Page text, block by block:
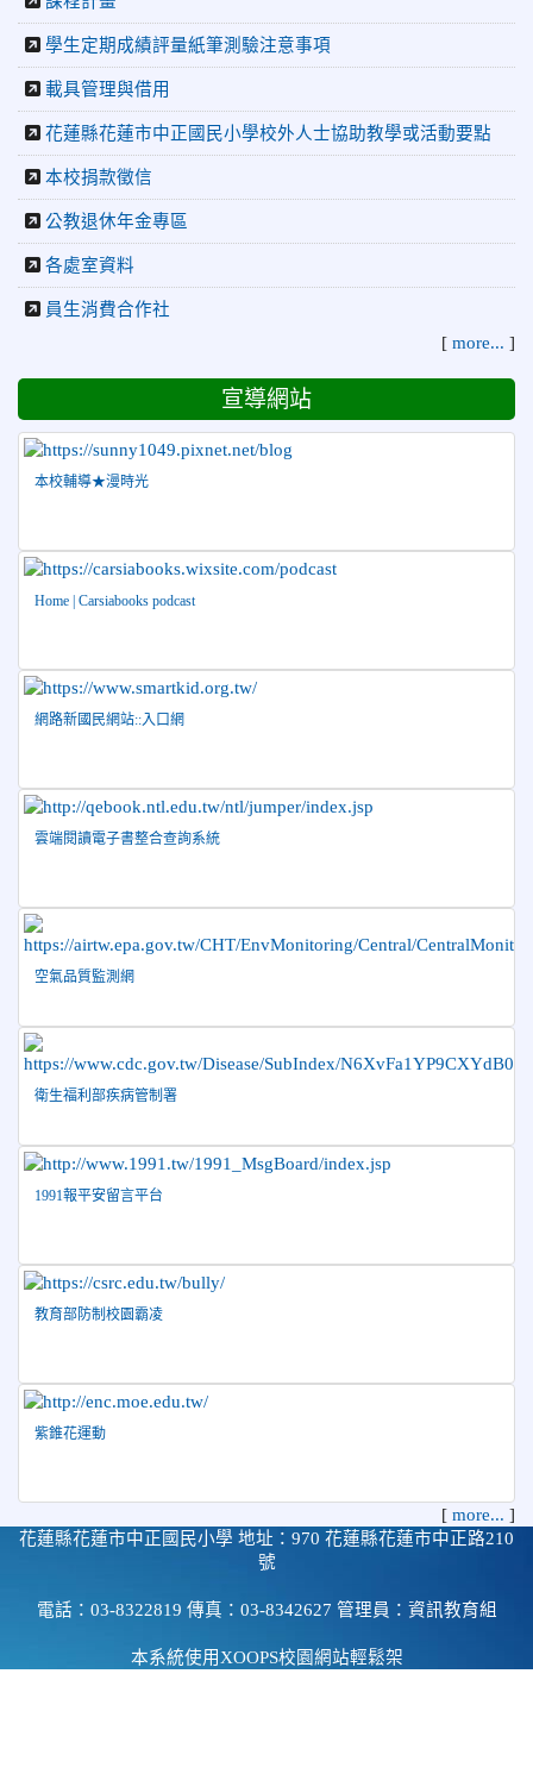
2026-04-09
賀! 本校中正國小115年度(1~3年級)健康
2026-04-08
榮譽
2026-07-23 榮譽
115年度花蓮縣第七屆太平洋盃X華紙公
益盃PTWA全國自走車競賽AI素養競賽榮獲銅牌
2026-07-21
榮譽
錦標賽 榮獲佳績！
2026-07-08
跆拳道品勢錦標賽 榮獲佳績！
檢送「花蓮縣115學年度推動國民中學充實校安
賀 本校跆拳道隊參加115年花蓮市「市長
盃」跆拳道錦標賽 榮獲佳績！
2026-06-16
賀 本校跆拳道隊參加115年第三十三屆全
賽」，成績優異
2026-06-09
榮譽
賀 本校籃球隊參加 2026花蓮縣第46屆假
2026-06-09
榮譽
賀 本校游泳隊參加115年花蓮縣縣長盃分
齡游泳錦標賽榮獲佳績！
佳績！
2026-05-03
榮譽
賀! 本校參加全縣低年級英語口說比賽-
容
2026-04-27
榮譽
賀 本校籃球隊參加115年花蓮縣縣長盃籃
球錦標賽 榮獲亞軍！
促進繪畫比賽優勝名單
2026-04-08
榮譽
學生定期成績評量紙筆測驗注意事項
載具管理與借用
花蓮縣花蓮市中正國民小學校外人士協助教學或活動要點
本校捐款徵信
公教退休年金專區
各處室資料
員生消費合作社
[ more... ]
宣導網站
本校輔導★漫時光
Home | Carsiabooks podcast
網路新國民網站::入口網
雲端閱讀電子書整合查詢系統
空氣品質監測網
衛生福利部疾病管制署
1991報平安留言平台
教育部防制校園霸凌
紫錐花運動
[ more... ]
花蓮縣花蓮市中正國民小學 地址：970 花蓮縣花蓮市中正路210
號
電話：03-8322819 傳真：03-8342627 管理員：資訊教育組
本系統使用 XOOPS校園網站輕鬆架